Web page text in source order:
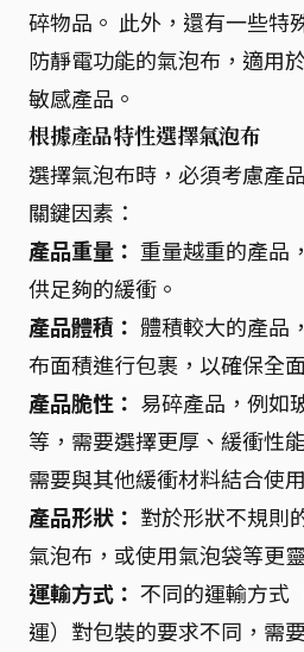
碎物品。 此外，還有一些特
防靜電功能的氣泡布，適用
敏感產品。
根據產品特性選擇氣泡布
選擇氣泡布時，必須考慮產
關鍵因素：
產品重量： 重量越重的產品
供足夠的緩衝。
產品體積： 體積較大的產品
布面積進行包裹，以確保全
產品脆性： 易碎產品，例如
等，需要選擇更厚、緩衝性
需要與其他緩衝材料結合使
產品形狀： 對於形狀不規則
氣泡布，或使用氣泡袋等更
運輸方式： 不同的運輸方式
運）對包裝的要求不同，需